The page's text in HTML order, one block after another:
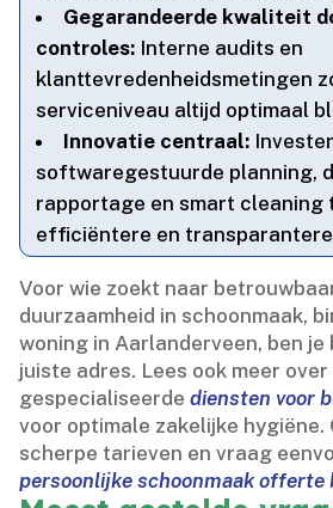
Gegarandeerde kwaliteit
controles: Interne audits en
klanttevredenheidsmetingen
serviceniveau altijd optimaal
Innovatie centraal:
softwaregestuurde planning,
rapportage en smart cleaning
efficiëntere en
Voor wie zoekt naar
duurzaamheid in schoonmaak,
woning in Aarlanderveen, ben je
juiste adres.​ Lees ook meer over
gespecialiseerdediensten voor
voor optimale zakelijke
scherpe tarieven en vraag
persoonlijke schoonmaak offerte